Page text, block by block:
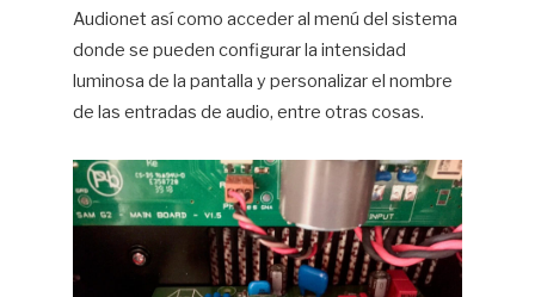
Audionet así como acceder al menú del sistema
donde se pueden configurar la intensidad
luminosa de la pantalla y personalizar el nombre
de las entradas de audio, entre otras cosas.